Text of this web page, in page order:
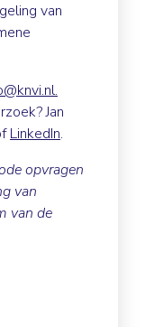
van
.
Jan
LinkedIn.
opvragen
van
van de